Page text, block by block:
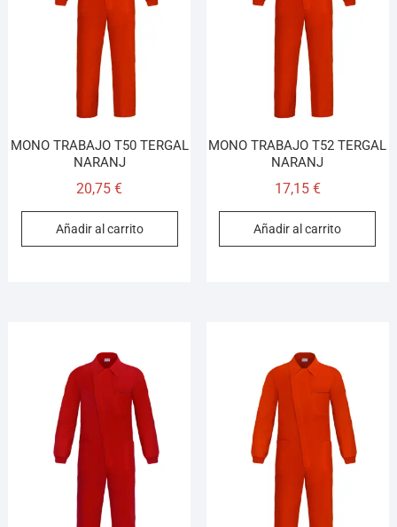
MONO TRABAJO T50 TERGAL
NARANJ
20,75€
Añadir al carrito
MONO TRABAJO T52 TERGAL
NARANJ
17,15 €
Añadir al carrito